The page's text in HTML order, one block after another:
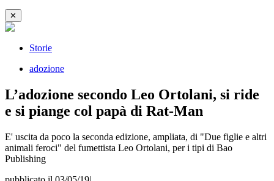
✕
Storie
adozione
L’adozione secondo Leo Ortolani, si ride
e si piange col papà di Rat-Man
E' uscita da poco la seconda edizione, ampliata, di "Due figlie e altri
animali feroci" del fumettista Leo Ortolani, per i tipi di Bao
Publishing